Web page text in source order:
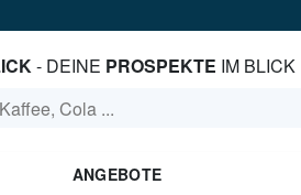
- DEINE PROSPEKTE IM BLICK
ANGEBOTE